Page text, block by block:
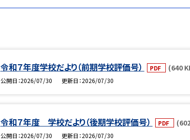
令和７年度学校だより（前期学校評価号） PDF (640
公開日 2026/07/30 更新日 2026/07/30
令和７年度 学校だより（後期学校評価号） PDF
公開日 2026/07/30 更新日 2026/07/30